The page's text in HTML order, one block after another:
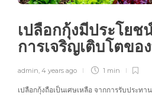
เปลือกกุ้งมีประโยช
การเจริญเติบโตข
admin, 4 years ago 1 min
เปลือกกุ้งถือเป็นเศษเหลือ จากการรับประท